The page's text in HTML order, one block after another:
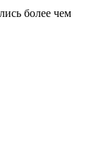
более чем